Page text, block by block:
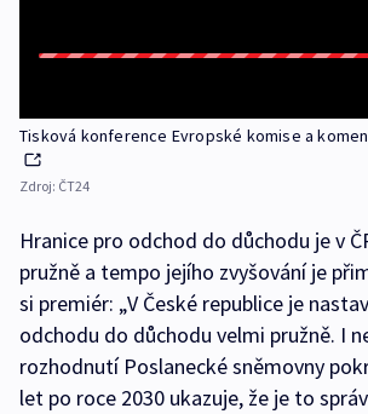
Tisková konference Evropské komise a
Zdroj: ČT24
Hranice pro odchod do důchodu je v
pružně a tempo jejího zvyšování je
si premiér: „V České republice je
odchodu do důchodu velmi pružně. I
rozhodnutí Poslanecké sněmovny
let po roce 2030 ukazuje, že je to